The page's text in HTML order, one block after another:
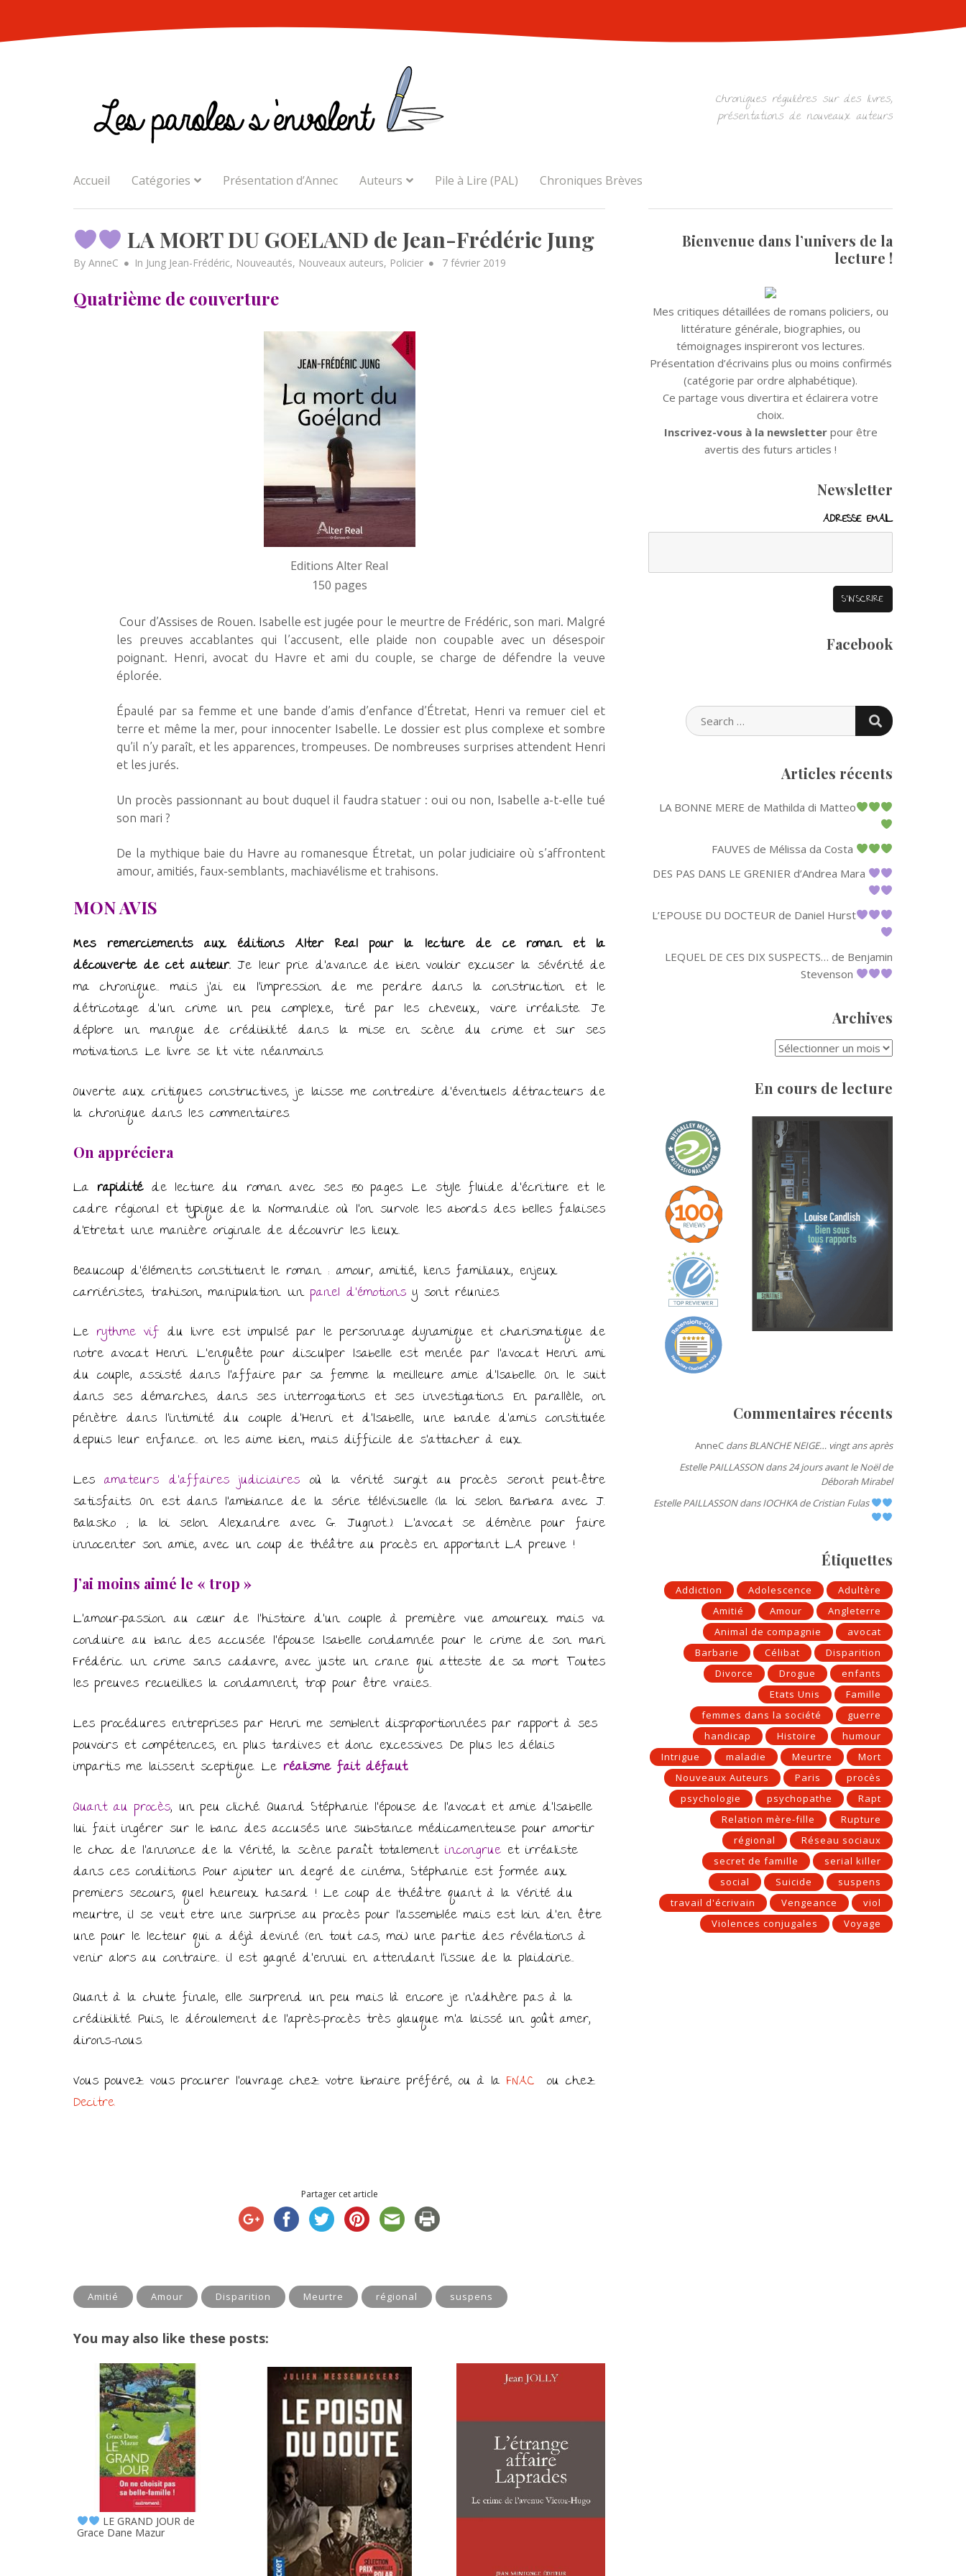
content
Chroniques régulières sur des livres,
présentations de nouveaux auteurs
Accueil Catégories Présentation d’Annec Auteurs Pile à Lire (PAL) Chroniques Brèves
LA MORT DU GOELAND de Jean-Frédéric Jung
By AnneC In Jung Jean-Frédéric, Nouveautés, Nouveaux auteurs, Policier
Posted
7 février 2019
Quatrième de couverture
Editions Alter Real
150 pages
Cour d’Assises de Rouen. Isabelle est jugée pour le meurtre de Frédéric, son mari. Malgré
les preuves accablantes qui l’accusent, elle plaide non coupable avec un désespoir
poignant. Henri, avocat du Havre et ami du couple, se charge de défendre la veuve
éplorée.
Épaulé par sa femme et une bande d’amis d’enfance d’Étretat, Henri va remuer ciel et
terre et même la mer, pour innocenter Isabelle. Le dossier est plus complexe et sombre
qu’il n’y paraît, et les apparences, trompeuses. De nombreuses surprises attendent Henri
et les jurés.
Un procès passionnant au bout duquel il faudra statuer : oui ou non, Isabelle a-t-elle tué
son mari ?
De la mythique baie du Havre au romanesque Étretat, un polar judiciaire où s’affrontent
amour, amitiés, faux-semblants, machiavélisme et trahisons.
MON AVIS
Mes remerciements aux éditions Alter Real pour la lecture de ce roman et la
découverte de cet auteur. Je leur prie d’avance de bien vouloir excuser la sévérité de
ma chronique… mais j’ai eu l’impression de me perdre dans la construction et le
détricotage d’un crime un peu complexe, tiré par les cheveux, voire irréaliste. Je
déplore un manque de crédibilité dans la mise en scène du crime et sur ses
motivations. Le livre se lit vite néanmoins.
Ouverte aux critiques constructives, je laisse me contredire d’éventuels détracteurs de
la chronique dans les commentaires.
On appréciera
La rapiditéde lecture du roman avec ses 150 pages. Le style fluide d’écriture et le
cadre régional et typique de la Normandie où l’on survole les abords des belles falaises
d’Etretat. Une manière originale de découvrir les lieux.
Beaucoup d’éléments constituent le roman : amour, amitié, liens familiaux, enjeux
carriéristes, trahison, manipulation. Un panel d’émotions y sont réunies.
Le rythme vifdu livre est impulsé par le personnage dynamique et charismatique de
notre avocat Henri. L’enquête pour disculper Isabelle est menée par l’avocat Henri ami
du couple, assisté dans l’affaire par sa femme la meilleure amie d’Isabelle. On le suit
dans ses démarches, dans ses interrogations et ses investigations. En parallèle, on
pénètre dans l’intimité du couple d’Henri et d’Isabelle, une bande d’amis constituée
depuis leur enfance… on les aime bien, mais difficile de s’attacher à eux.
Lesamateurs d’affaires judiciaires où la vérité surgit au procès seront peut-être
satisfaits. On est dans l’ambiance de la série télévisuelle (la loi selon Barbara avec J.
Balasko ; la loi selon Alexandre avec G. Jugnot…). L’avocat se démène pour faire
innocenter son amie, avec un coup de théâtre au procès en apportant LA preuve !
J’ai moins aimé le « trop »
L’amour-passion au cœur de l’histoire d’un couple à première vue amoureux mais va
conduire au banc des accusée l’épouse Isabelle condamnée pour le crime de son mari
Frédéric. Un crime sans cadavre, avec juste un crane qui atteste de sa mort. Toutes
les preuves recueillies la condamnent, trop pour être vraies…
Les procédures entreprises par Henri me semblent disproportionnées par rapport à ses
pouvoirs et compétences, en plus tardives et donc excessives. De plus les délais
impartis me laissent sceptique. Le réalisme fait défaut.
Quant au procès, un peu cliché. Quand Stéphanie l’épouse de l’avocat et amie d’Isabelle
lui fait ingérer sur le banc des accusés une substance médicamenteuse pour amortir
le choc de l’annonce de la Vérité, la scène paraît totalement incongrue et irréaliste
dans ces conditions. Pour ajouter un degré de cinéma, Stéphanie est formée aux
premiers secours, quel heureux hasard ! Le coup de théâtre quant à la Vérité du
meurtre, il se veut etre une surprise au procès pour l’assemblée mais est loin d’en être
une pour le lecteur qui a déjà deviné (en tout cas, moi) une partie des révélations à
venir alors au contraire… il est gagné d’ennui en attendant l’issue de la plaidoirie…
Quant à la chute finale, elle surprend un peu mais là encore je n’adhère pas à la
crédibilité. Puis, le déroulement de l’après-procès très glauque m’a laissé un goût amer,
dirons-nous.
Vous pouvez vous procurer l’ouvrage chez votre libraire préféré, ou à la FNAC ou chez
Decitre.
Partager cet article
Amitié Amour Disparition Meurtre régional suspens
You may also like these posts:
LE GRAND JOUR de
Grace Dane Mazur
Bienvenue dans l’univers de la
lecture !
Mes critiques détaillées de romans policiers, ou
littérature générale, biographies, ou
témoignages inspireront vos lectures.
Présentation d’écrivains plus ou moins confirmés
(catégorie par ordre alphabétique).
Ce partage vous divertira et éclairera votre
choix.
Inscrivez-vous à la newsletterpour être
avertis des futurs articles !
Newsletter
ADRESSE EMAIL
Facebook
SEARCH
FOR:
SEARCH
Articles récents
LA BONNE MERE de Mathilda di Matteo
FAUVES de Mélissa da Costa
DES PAS DANS LE GRENIER d’Andrea Mara
L’EPOUSE DU DOCTEUR de Daniel Hurst
LEQUEL DE CES DIX SUSPECTS… de Benjamin
Stevenson
Archives
En cours de lecture
Commentaires récents
AnneC dansBLANCHE NEIGE… vingt ans après
Estelle PAILLASSONdans24 jours avant le Noël de
Déborah Mirabel
Estelle PAILLASSONdansIOCHKA de Cristian Fulas
Étiquettes
Addiction Adolescence
Adultère
Amitié
Amour
Angleterre
Animal de compagnie
avocat
Barbarie
Célibat
Disparition
Divorce
Drogue
enfants
Etats Unis
Famille
femmes dans la société
guerre
handicap
Histoire
humour
Intrigue
maladie Meurtre
Mort
Nouveaux Auteurs
Paris
procès
psychologie
psychopathe
Rapt
Relation mère-fille
Rupture
régional
Réseau sociaux
secret de famille
serial killer
social
Suicide
suspens
travail d'écrivain
Vengeance
viol
Violences conjugales
Voyage